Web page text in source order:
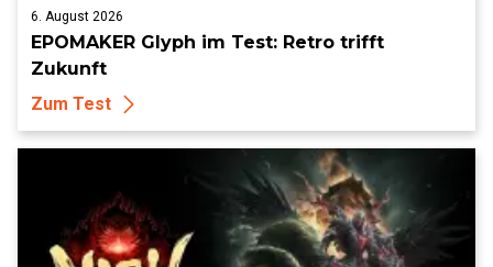
6. August 2026
EPOMAKER Glyph im Test: Retro trifft
Zukunft
Zum Test